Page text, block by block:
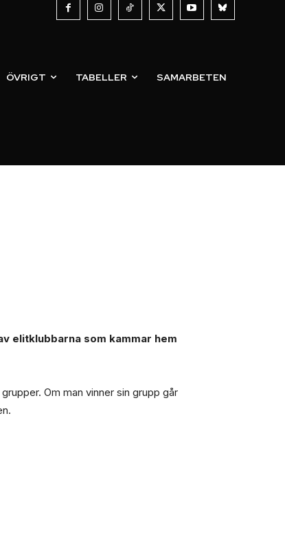
ÖVRIGT TABELLER SAMARBETEN
elitklubbarna som kammar hem
Om man vinner sin grupp går